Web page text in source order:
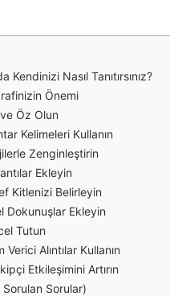
Kendinizi Nasıl Tanıtırsınız?
Önemi
ve Öz Olun
Kelimeleri Kullanın
Zenginleştirin
Ekleyin
Kitlenizi Belirleyin
Dokunuşlar Ekleyin
Tutun
Verici Alıntılar Kullanın
Etkileşimini Artırın
Sorulan Sorular)